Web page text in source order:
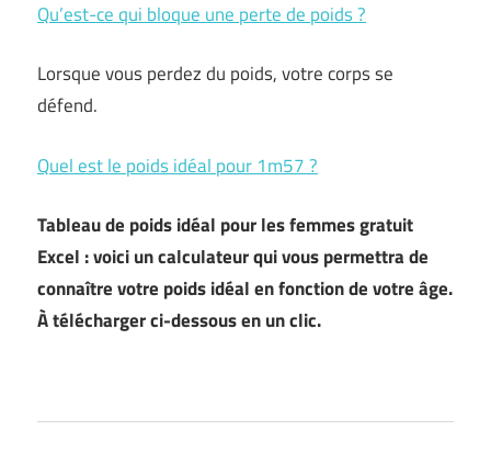
Qu’est-ce qui bloque une perte de poids ?
Lorsque vous perdez du poids, votre corps se
défend.
Quel est le poids idéal pour 1m57 ?
Tableau de poids idéal pour les femmes gratuit
Excel : voici un calculateur qui vous permettra de
connaître votre poids idéal en fonction de votre âge.
À télécharger ci-dessous en un clic.